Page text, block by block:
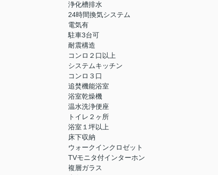
浄化槽排水
24時間換気システム
電気有
駐車3台可
耐震構造
コンロ２口以上
システムキッチン
コンロ３口
追焚機能浴室
浴室乾燥機
温水洗浄便座
トイレ２ヶ所
浴室１坪以上
床下収納
ウォークインクロゼット
TVモニタ付インターホン
複層ガラス